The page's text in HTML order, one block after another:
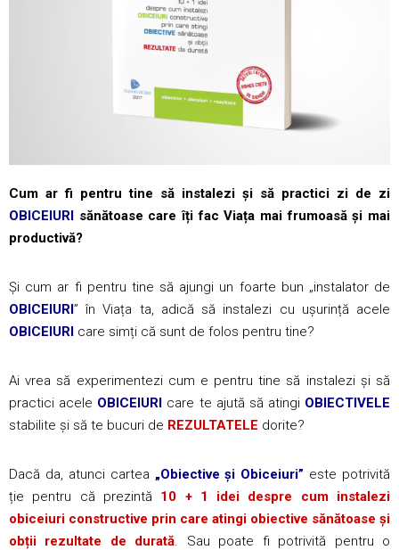
Cum ar fi pentru tine să instalezi și să practici zi de zi
OBICEIURI sănătoase care îți fac Viața mai frumoasă și mai
productivă?
Și cum ar fi pentru tine să ajungi un foarte bun „instalator de
OBICEIURI” în Viața ta, adică să instalezi cu ușurință acele
OBICEIURI care simți că sunt de folos pentru tine?
Ai vrea să experimentezi cum e pentru tine să instalezi și să
practici acele OBICEIURI care te ajută să atingi OBIECTIVELE
stabilite și să te bucuri de REZULTATELE dorite?
Dacă da, atunci cartea „Obiective și Obiceiuri” este potrivită
ție pentru că prezintă 10 + 1 idei despre cum instalezi
obiceiuri constructive prin care atingi obiective sănătoase și
obții rezultate de durată . Sau poate fi potrivită pentru o